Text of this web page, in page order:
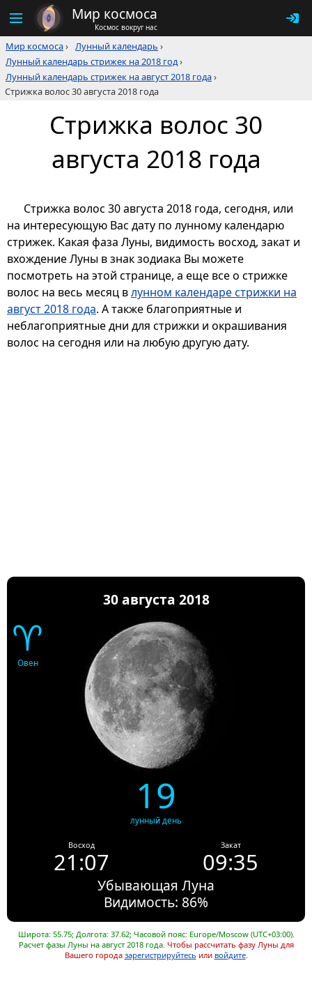
Мир космоса
Космос вокруг нас
Мир космоса› Лунный календарь ›
Лунный календарь стрижек на 2018 год›
Лунный календарь стрижек на август 2018 года›
Стрижка волос 30 августа 2018 года
Стрижка волос 30
августа 2018 года
Стрижка волос 30 августа 2018 года, сегодня, или
на интересующую Вас дату по лунному календарю
стрижек. Какая фаза Луны, видимость восход, закат и
вхождение Луны в знак зодиака Вы можете
посмотреть на этой странице, а еще все о стрижке
волос на весь месяц влунном календаре стрижки на
август 2018 года. А также благоприятные и
неблагоприятные дни для стрижки и окрашивания
волос на сегодня или на любую другую дату.
30 августа 2018
♈
Овен
19
лунный день
Восход
21:07
Закат
09:35
Убывающая Луна
Видимость: 86%
Широта: 55.75; Долгота: 37.62; Часовой пояс: Europe/Moscow (UTC+03:00).
Расчет фазы Луны на август 2018 года. Чтобы рассчитать фазу Луны для
Вашего города зарегистрируйтесь или войдите.